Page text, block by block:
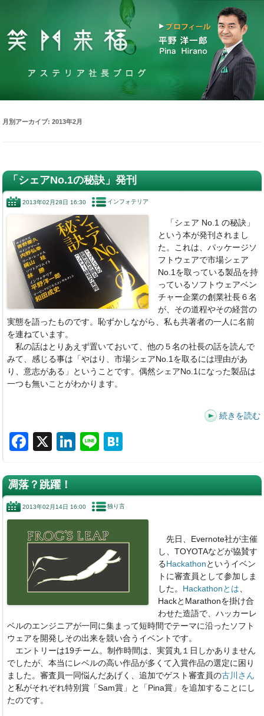
月別アーカイブ:2013年2月
「シェアNo.1の秘訣」発刊
2013年02月28日 16:30 インフォテリア
「シェア No.1 の秘訣」
という本が発刊されまし
た。これは、パッケージソ
フトウェアで市場シェア
No.1を取っている製品を持
っているソフトウェアベン
チャー企業の創業社長６名
が、その道程やその経営の
実態を語ったものです。恥ずかしながら、私も共著者の一人に名前
を連ねています。
私の話はとりあえず置いておいて、他の５名の社長の話を読んで
みて、感じる事は「やはり、市場シェアNo.1を取るには理由があ
り、意志がある」ということです。偶然シェアNo.1になった製品は
一つも無いことがわかります。
続きを読む
F
c
e
b
o
o
k
X
Li
k
e
dI
n
Li
e
e
n
a
凋落？跳躍！
2013年02月14日 16:00 独り言
先日、Evernote社が主催
し、TOYOTAなどが協賛す
るHackathonというイベン
トに審査員として参加しま
した。 Hackathonとは、
HackとMarathonを掛け合
わせた造語で、ハッカーレ
ベルのエンジニアが一同に集まって短時間でテーマに沿ったソフト
ウェアを開発しその出来を競い合うイベントです。
エントリーは19チーム。制作時間は、実質丸１日しかありません
でしたが、本当にレベルの高い作品が多くて入賞作品の選定に困り
ました。審査員一同悩んだあげく、追加でゲスト審査員の古川さん
と私がそれぞれ特別賞「Sam賞」と「Pina賞」を追加することにし
たのです。